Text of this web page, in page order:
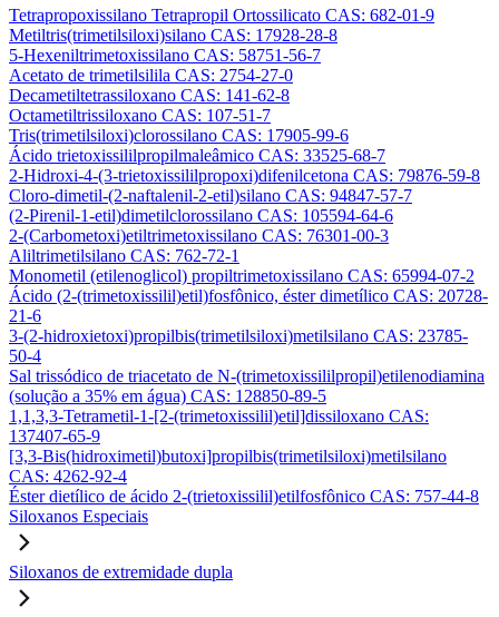
Tetrapropoxissilano Tetrapropil Ortossilicato CAS: 682-01-9
Metiltris(trimetilsiloxi)silano CAS: 17928-28-8
5-Hexeniltrimetoxissilano CAS: 58751-56-7
Acetato de trimetilsilila CAS: 2754-27-0
Decametiltetrassiloxano CAS: 141-62-8
Octametiltrissiloxano CAS: 107-51-7
Tris(trimetilsiloxi)clorossilano CAS: 17905-99-6
Ácido trietoxissililpropilmaleâmico CAS: 33525-68-7
2-Hidroxi-4-(3-trietoxissililpropoxi)difenilcetona CAS: 79876-59-8
Cloro-dimetil-(2-naftalenil-2-etil)silano CAS: 94847-57-7
(2-Pirenil-1-etil)dimetilclorossilano CAS: 105594-64-6
2-(Carbometoxi)etiltrimetoxissilano CAS: 76301-00-3
Aliltrimetilsilano CAS: 762-72-1
Monometil (etilenoglicol) propiltrimetoxissilano CAS: 65994-07-2
Ácido (2-(trimetoxissilil)etil)fosfônico, éster dimetílico CAS: 20728-
21-6
3-(2-hidroxietoxi)propilbis(trimetilsiloxi)metilsilano CAS: 23785-
50-4
Sal trissódico de triacetato de N-(trimetoxissililpropil)etilenodiamina
(solução a 35% em água) CAS: 128850-89-5
1,1,3,3-Tetrametil-1-[2-(trimetoxissilil)etil]dissiloxano CAS:
137407-65-9
[3,3-Bis(hidroximetil)butoxi]propilbis(trimetilsiloxi)metilsilano
CAS: 4262-92-4
Éster dietílico de ácido 2-(trietoxissilil)etilfosfônico CAS: 757-44-8
Siloxanos Especiais
Siloxanos de extremidade dupla